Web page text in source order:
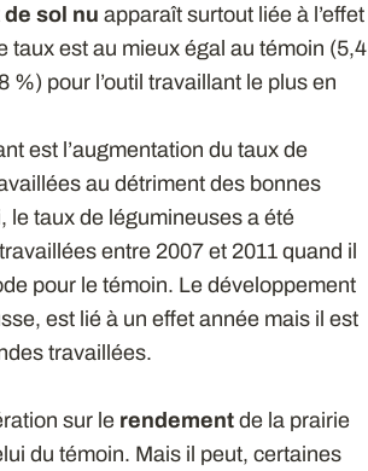
de sol nu apparaît surtout liée à l’effet
taux est au mieux égal au témoin (5,4
pour l’outil travaillant le plus en
est l’augmentation du taux de
au détriment des bonnes
taux de légumineuses a été
entre 2007 et 2011 quand il
pour le témoin. Le développement
est lié à un effet année mais il est
travaillées.
sur le rendementde la prairie
du témoin. Mais il peut, certaines